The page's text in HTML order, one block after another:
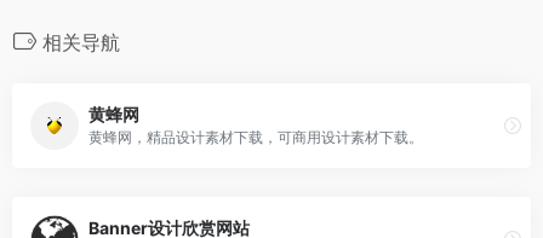
相关导航
黄蜂网
黄蜂网，精品设计素材下载，可商用设计素材下载。
Banner设计欣赏网站